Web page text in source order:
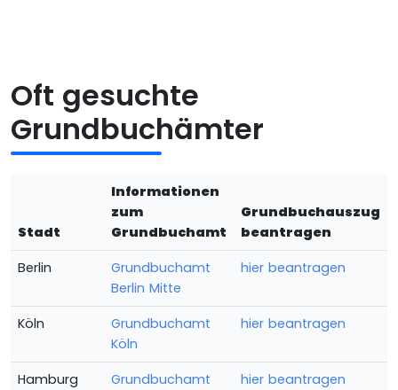
Oft gesuchte
Grundbuchämter
Stadt
Informationen
zum
Grundbuchamt
Grundbuchauszug
beantragen
Berlin
Grundbuchamt
Berlin Mitte
hier beantragen
Köln
Grundbuchamt
Köln
hier beantragen
Hamburg
Grundbuchamt
hier beantragen